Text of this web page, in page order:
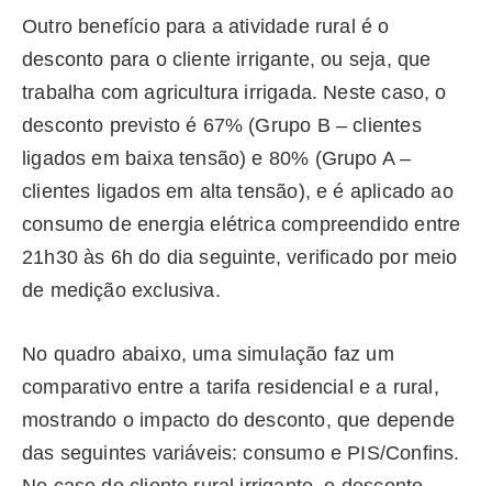
Outro benefício para a atividade rural é o
desconto para o cliente irrigante, ou seja, que
trabalha com agricultura irrigada. Neste caso, o
desconto previsto é 67% (Grupo B – clientes
ligados em baixa tensão) e 80% (Grupo A –
clientes ligados em alta tensão), e é aplicado ao
consumo de energia elétrica compreendido entre
21h30 às 6h do dia seguinte, verificado por meio
de medição exclusiva.
No quadro abaixo, uma simulação faz um
comparativo entre a tarifa residencial e a rural,
mostrando o impacto do desconto, que depende
das seguintes variáveis: consumo e PIS/Confins.